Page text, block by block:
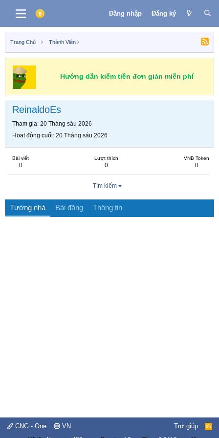
Đăng nhập Đăng ký
Trang Chủ Thành Viên
Hướng dẫn kiếm tiền đơn giản miễn phí
ReinaldoEs
Tham gia 20 Tháng sáu 2026
Hoạt động cuối 20 Tháng sáu 2026
Bài viết
0
Lượt thích
0
VNB Token
0
Tìm kiếm
Tường nhà Bài đăng Thông tin
CNG - One VN Trợ giúp
R